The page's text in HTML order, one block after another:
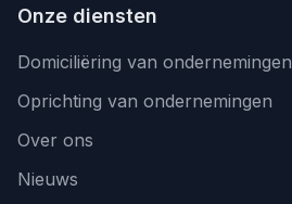
Onze diensten
Domiciliëring van ondernemingen
Oprichting van ondernemingen
Over ons
Nieuws